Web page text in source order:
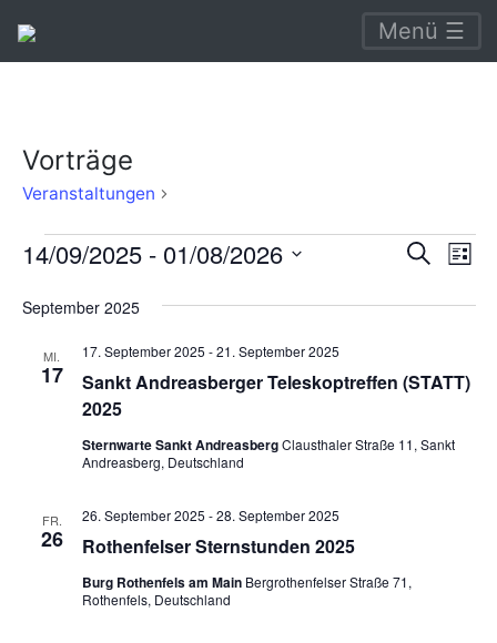
Menü ☰
Vorträge
Veranstaltungen
Veranstaltungen SucheListe
14/09/2025 - 01/08/2026
wählen.
September 2025
MI.
17
Sankt Andreasberger Teleskoptreffen (STATT)
2025
17. September 2025 -21. September 2025
Sternwarte Sankt AndreasbergClausthaler Straße 11, Sankt
Andreasberg, Deutschland
FR.
26 Rothenfelser Sternstunden 2025
26. September 2025 -28. September 2025
Burg Rothenfels am Main Bergrothenfelser Straße 71,
Rothenfels, Deutschland